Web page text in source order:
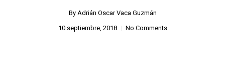
By Adrián Oscar Vaca Guzmán
10 septiembre, 2018
No Comments